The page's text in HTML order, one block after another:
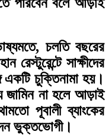
চলতি বছরের
রেস্টুরেন্টে সাক্ষীদের
চুক্তিনামা হয়।
জামিন না হলে আড়াই
পূবালী ব্যাংকের
ভুক্তভোগী।